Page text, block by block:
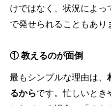
けではなく、状況によっ
で発せられることもあり
① 教えるのが面倒
最もシンプルな理由は、
るからです。忙しいとき